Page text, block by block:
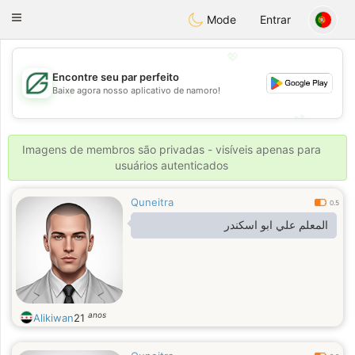
Dating
Toggle
Mode Entrar
💖
💕
Encontre seu par perfeito
Baixe agora nosso aplicativo de namoro!
Imagens de membros são privadas - visíveis apenas para
usuários autenticados
Quneitra 0.5
المعلم علي ابو اسكندر
Alikiwan21 anos